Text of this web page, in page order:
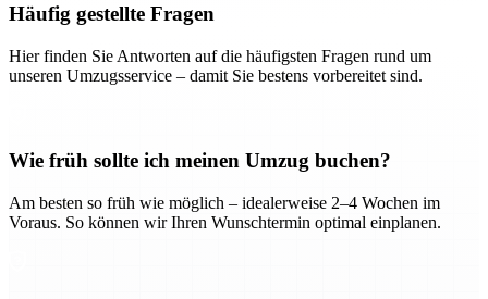
Häufig gestellte Fragen
Hier finden Sie Antworten auf die häufigsten Fragen rund um
unseren Umzugsservice – damit Sie bestens vorbereitet sind.
Wie früh sollte ich meinen Umzug buchen?
Am besten so früh wie möglich – idealerweise 2–4 Wochen im
Voraus. So können wir Ihren Wunschtermin optimal einplanen.